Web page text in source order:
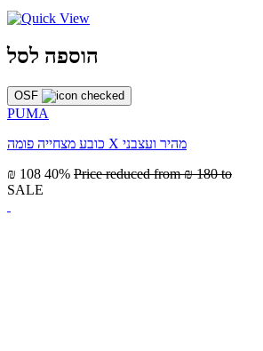
הוספה לסל
OSF
PUMA
כובע מצחייה פומה X מהיר ועצבני
₪ 108 40% Price reduced from₪ 180 to
SALE